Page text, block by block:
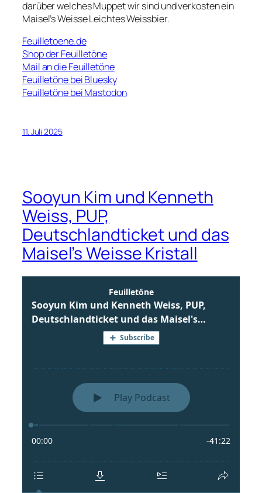
darüber welches Muppet wir sind und verkosten ein
Maisel’s Weisse Leichtes Weissbier.
Feuilletoene.de
Shop der Feuilletöne
Mail an die Feuilletöne
Feuilletöne bei Bluesky
Feuilletöne bei Mastodon
11. Juli 2025
Sooyun Kim und Kenneth
Weiss, PUP,
Deutschlandticket und das
Maisel’s Weisse Kristall